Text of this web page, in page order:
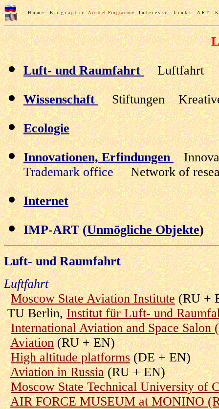
Home Biographie Artikel Programme Interesse Links ART
Luft- und Raumfahrt Luftfahrt
Wissenschaft Stiftungen
Ecologie
Innovationen, Erfindungen
Trademark officeNetwork of
Internet
IMP-ART (Unmögliche Objekte)
Luft- und Raumfahrt
Luftfahrt
Moscow State Aviation Institute (RU +
TU Berlin,Institut für Luft- und
International Aviation and Space
Aviation(RU + EN)
High altitude platforms(DE + EN)
Aviation in Russia(RU + EN)
Moscow State Technical University of
AIR FORCE MUSEUM at MONINO